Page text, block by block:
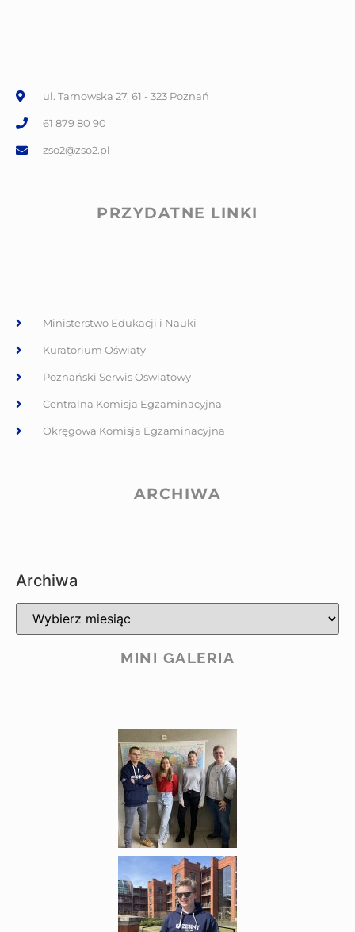
ul. Tarnowska 27, 61 - 323 Poznań
61 879 80 90
zso2@zso2.pl
PRZYDATNE LINKI
Ministerstwo Edukacji i Nauki
Kuratorium Oświaty
Poznański Serwis Oświatowy
Centralna Komisja Egzaminacyjna
Okręgowa Komisja Egzaminacyjna
ARCHIWA
Archiwa
MINI GALERIA